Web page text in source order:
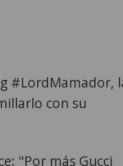
#LordMamador,
con su
"Por más Gucci